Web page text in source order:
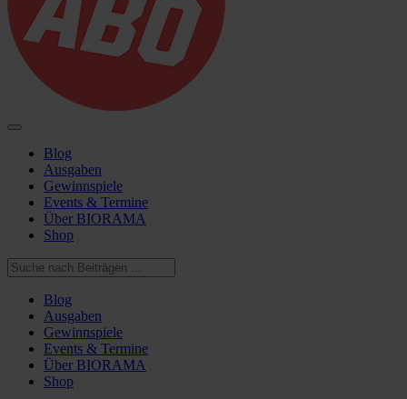
Blog
Ausgaben
Gewinnspiele
Events & Termine
Über BIORAMA
Shop
Blog
Ausgaben
Gewinnspiele
Events & Termine
Über BIORAMA
Shop